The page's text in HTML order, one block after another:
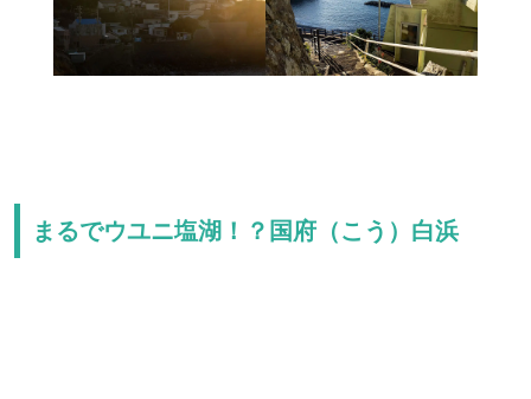
まるでウユニ塩湖！？国府（こう）白浜